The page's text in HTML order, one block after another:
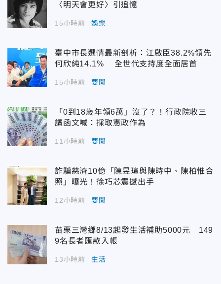
〈明天會更好〉引追憶
15小時前 娛樂
臺中市長選情最新剖析：江啟臣38.2%領先
何欣純14.1% 全世代支持度全面居首
15小時前 要聞
「0到18歲年領6萬」沒了？！行政院收三
讀函文喊：採取憲政作為
11小時前 要聞
詐騙慈濟10億「陳昱瑄與陳時中、陳柏惟合
照」曝光！徐巧芯震撼出手
12小時前 要聞
苗栗三灣鄉8/13起發生活補助5000元 149
9名長者匯款入帳
13小時前 生活